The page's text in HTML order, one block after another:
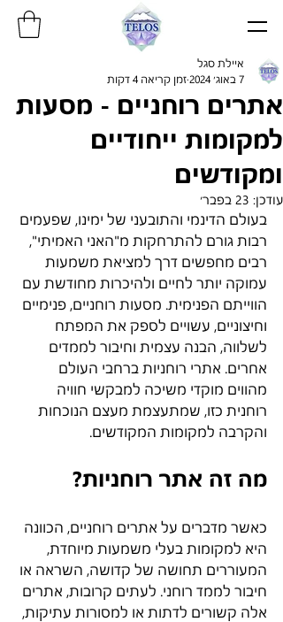
אתרים רוחניים - מסעות
למקומות ייחודיים
ומקודשים
איילת סגל
7 באוג׳ 2024
זמן קריאה 4 דקות
עודכן: 23 בפבר׳
בעולם הדינמי והתובעני של ימינו, שפעמים
רבות גורם להתרחקות מ"האני האמיתי",
רבים מחפשים דרך למציאת משמעות
עמוקה יותר לחיים ולהיכרות מחודשת עם
הווייתם הפנימית. מסעות רוחניים, פנימיים
וחיצוניים, עשויים לספק את המפתח
לשלווה, הבנה עצמית וחיבור לממדים
אחרים. אתרי רוחניות ברחבי העולם
מהווים מוקדי משיכה למבקשי חוויה
רוחנית כזו, שמתעצמת מעצם הנוכחות
והקרבה למקומות המקודשים.
מה זה אתר רוחניות?
כאשר מדברים על אתרים רוחניים, הכוונה
היא למקומות בעלי משמעות מיוחדת,
המעוררים תחושה של קדושה, השראה או
חיבור לממד רוחני. לעתים קרובות, אתרים
אלה קשורים לדתות או למסורות עתיקות,